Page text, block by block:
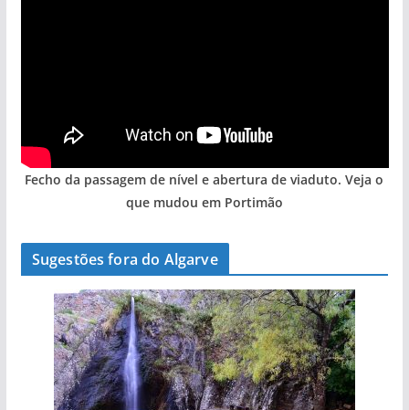
Fecho da passagem de nível e abertura de viaduto. Veja o
que mudou em Portimão
Sugestões fora do Algarve